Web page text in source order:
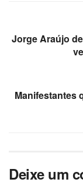
Jorge Araújo
Manifestantes
Deixe um